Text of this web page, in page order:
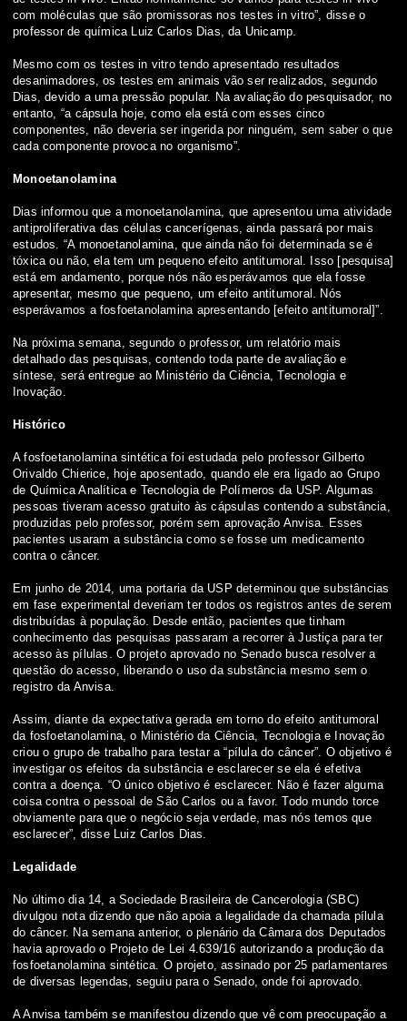
com moléculas que são promissoras nos testes in vitro”, disse o
professor de química Luiz Carlos Dias, da Unicamp.
Mesmo com os testes in vitro tendo apresentado resultados
desanimadores, os testes em animais vão ser realizados, segundo
Dias, devido a uma pressão popular. Na avaliação do pesquisador, no
entanto, “a cápsula hoje, como ela está com esses cinco
componentes, não deveria ser ingerida por ninguém, sem saber o que
cada componente provoca no organismo”.
Monoetanolamina
Dias informou que a monoetanolamina, que apresentou uma atividade
antiproliferativa das células cancerígenas, ainda passará por mais
estudos. “A monoetanolamina, que ainda não foi determinada se é
tóxica ou não, ela tem um pequeno efeito antitumoral. Isso [pesquisa]
está em andamento, porque nós não esperávamos que ela fosse
apresentar, mesmo que pequeno, um efeito antitumoral. Nós
esperávamos a fosfoetanolamina apresentando [efeito antitumoral]”.
Na próxima semana, segundo o professor, um relatório mais
detalhado das pesquisas, contendo toda parte de avaliação e
síntese, será entregue ao Ministério da Ciência, Tecnologia e
Inovação.
Histórico
A fosfoetanolamina sintética foi estudada pelo professor Gilberto
Orivaldo Chierice, hoje aposentado, quando ele era ligado ao Grupo
de Química Analítica e Tecnologia de Polímeros da USP. Algumas
pessoas tiveram acesso gratuito às cápsulas contendo a substância,
produzidas pelo professor, porém sem aprovação Anvisa. Esses
pacientes usaram a substância como se fosse um medicamento
contra o câncer.
Em junho de 2014, uma portaria da USP determinou que substâncias
em fase experimental deveriam ter todos os registros antes de serem
distribuídas à população. Desde então, pacientes que tinham
conhecimento das pesquisas passaram a recorrer à Justiça para ter
acesso às pílulas. O projeto aprovado no Senado busca resolver a
questão do acesso, liberando o uso da substância mesmo sem o
registro da Anvisa.
Assim, diante da expectativa gerada em torno do efeito antitumoral
da fosfoetanolamina, o Ministério da Ciência, Tecnologia e Inovação
criou o grupo de trabalho para testar a “pílula do câncer”. O objetivo é
investigar os efeitos da substância e esclarecer se ela é efetiva
contra a doença. “O único objetivo é esclarecer. Não é fazer alguma
coisa contra o pessoal de São Carlos ou a favor. Todo mundo torce
obviamente para que o negócio seja verdade, mas nós temos que
esclarecer”, disse Luiz Carlos Dias.
Legalidade
No último dia 14, a Sociedade Brasileira de Cancerologia (SBC)
divulgou nota dizendo que não apoia a legalidade da chamada pílula
do câncer. Na semana anterior, o plenário da Câmara dos Deputados
havia aprovado o Projeto de Lei 4.639/16 autorizando a produção da
fosfoetanolamina sintética. O projeto, assinado por 25 parlamentares
de diversas legendas, seguiu para o Senado, onde foi aprovado.
A Anvisa também se manifestou dizendo que vê com preocupação a